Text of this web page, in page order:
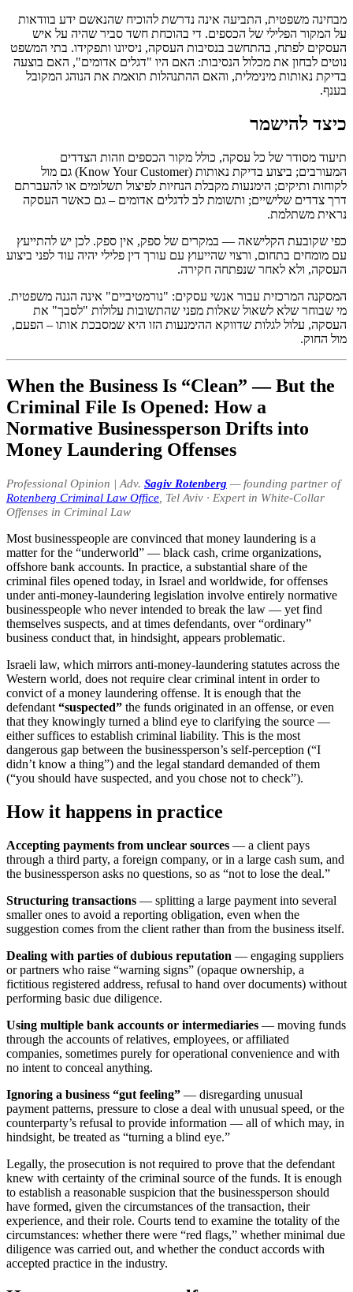
מבחינה משפטית, התביעה אינה נדרשת להוכיח שהנאשם ידע בוודאות
על המקור הפלילי של הכספים. די בהוכחת חשד סביר שהיה על איש
העסקים לפתח, בהתחשב בנסיבות העסקה, ניסיונו ותפקידו. בתי המשפט
נוטים לבחון את מכלול הנסיבות: האם היו "דגלים אדומים", האם בוצעה
בדיקת נאותות מינימלית, והאם ההתנהלות תואמת את הנוהג המקובל
בענף.
כיצד להישמר
תיעוד מסודר של כל עסקה, כולל מקור הכספים וזהות הצדדים
המעורבים; ביצוע בדיקת נאותות (Know Your Customer) גם מול
לקוחות ותיקים; הימנעות מקבלת הנחיות לפיצול תשלומים או להעברתם
דרך צדדים שלישיים; ותשומת לב לדגלים אדומים – גם כאשר העסקה
נראית משתלמת.
כפי שקובעת הקלישאה — במקרים של ספק, אין ספק. לכן יש להתייעץ
עם מומחים בתחום, ורצוי שהייעוץ עם עורך דין פלילי יהיה עוד לפני ביצוע
העסקה, ולא לאחר שנפתחה חקירה.
המסקנה המרכזית עבור אנשי עסקים: "נורמטיביים" אינה הגנה משפטית.
מי שבוחר שלא לשאול שאלות מפני שהתשובות עלולות "לסבך" את
העסקה, עלול לגלות שדווקא ההימנעות הזו היא שמסבכת אותו – הפעם,
מול החוק.
When the Business Is “Clean” — But the
Criminal File Is Opened: How a
Normative Businessperson Drifts into
Money Laundering Offenses
Professional Opinion | Adv. Sagiv Rotenberg — founding partner of
Rotenberg Criminal Law Office , Tel Aviv · Expert in White-Collar
Offenses in Criminal Law
Most businesspeople are convinced that money laundering is a
matter for the “underworld” — black cash, crime organizations,
offshore bank accounts. In practice, a substantial share of the
criminal files opened today, in Israel and worldwide, for offenses
under anti-money-laundering legislation involve entirely normative
businesspeople who never intended to break the law — yet find
themselves suspects, and at times defendants, over “ordinary”
business conduct that, in hindsight, appears problematic.
Israeli law, which mirrors anti-money-laundering statutes across the
Western world, does not require clear criminal intent in order to
convict of a money laundering offense. It is enough that the
defendant “suspected” the funds originated in an offense, or even
that they knowingly turned a blind eye to clarifying the source —
either suffices to establish criminal liability. This is the most
dangerous gap between the businessperson’s self-perception (“I
didn’t know a thing”) and the legal standard demanded of them
(“you should have suspected, and you chose not to check”).
How it happens in practice
Accepting payments from unclear sources — a client pays
through a third party, a foreign company, or in a large cash sum, and
the businessperson asks no questions, so as “not to lose the deal.”
Structuring transactions — splitting a large payment into several
smaller ones to avoid a reporting obligation, even when the
suggestion comes from the client rather than from the business itself.
Dealing with parties of dubious reputation — engaging suppliers
or partners who raise “warning signs” (opaque ownership, a
fictitious registered address, refusal to hand over documents) without
performing basic due diligence.
Using multiple bank accounts or intermediaries — moving funds
through the accounts of relatives, employees, or affiliated
companies, sometimes purely for operational convenience and with
no intent to conceal anything.
Ignoring a business “gut feeling” — disregarding unusual
payment patterns, pressure to close a deal with unusual speed, or the
counterparty’s refusal to provide information — all of which may, in
hindsight, be treated as “turning a blind eye.”
Legally, the prosecution is not required to prove that the defendant
knew with certainty of the criminal source of the funds. It is enough
to establish a reasonable suspicion that the businessperson should
have formed, given the circumstances of the transaction, their
experience, and their role. Courts tend to examine the totality of the
circumstances: whether there were “red flags,” whether minimal due
diligence was carried out, and whether the conduct accords with
accepted practice in the industry.